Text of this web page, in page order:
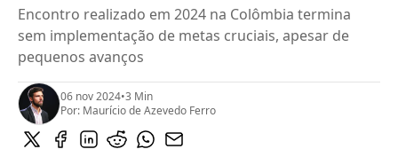
PARTICIPE
Encontro realizado em 2024 na Colômbia termina
sem implementação de metas cruciais, apesar de
pequenos avanços
06 nov 2024•3 Min
Por: Maurício de Azevedo Ferro